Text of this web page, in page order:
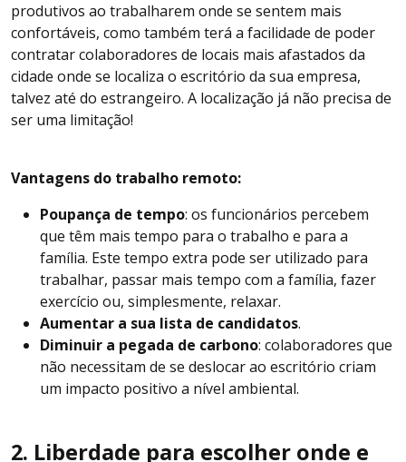
produtivos ao trabalharem onde se sentem mais
confortáveis, como também terá a facilidade de poder
contratar colaboradores de locais mais afastados da
cidade onde se localiza o escritório da sua empresa,
talvez até do estrangeiro. A localização já não precisa de
ser uma limitação!
Vantagens do trabalho remoto:
Poupança de tempo: os funcionários percebem
que têm mais tempo para o trabalho e para a
família. Este tempo extra pode ser utilizado para
trabalhar, passar mais tempo com a família, fazer
exercício ou, simplesmente, relaxar.
Aumentar a sua lista de candidatos.
Diminuir a pegada de carbono: colaboradores que
não necessitam de se deslocar ao escritório criam
um impacto positivo a nível ambiental.
2. Liberdade para escolher onde e